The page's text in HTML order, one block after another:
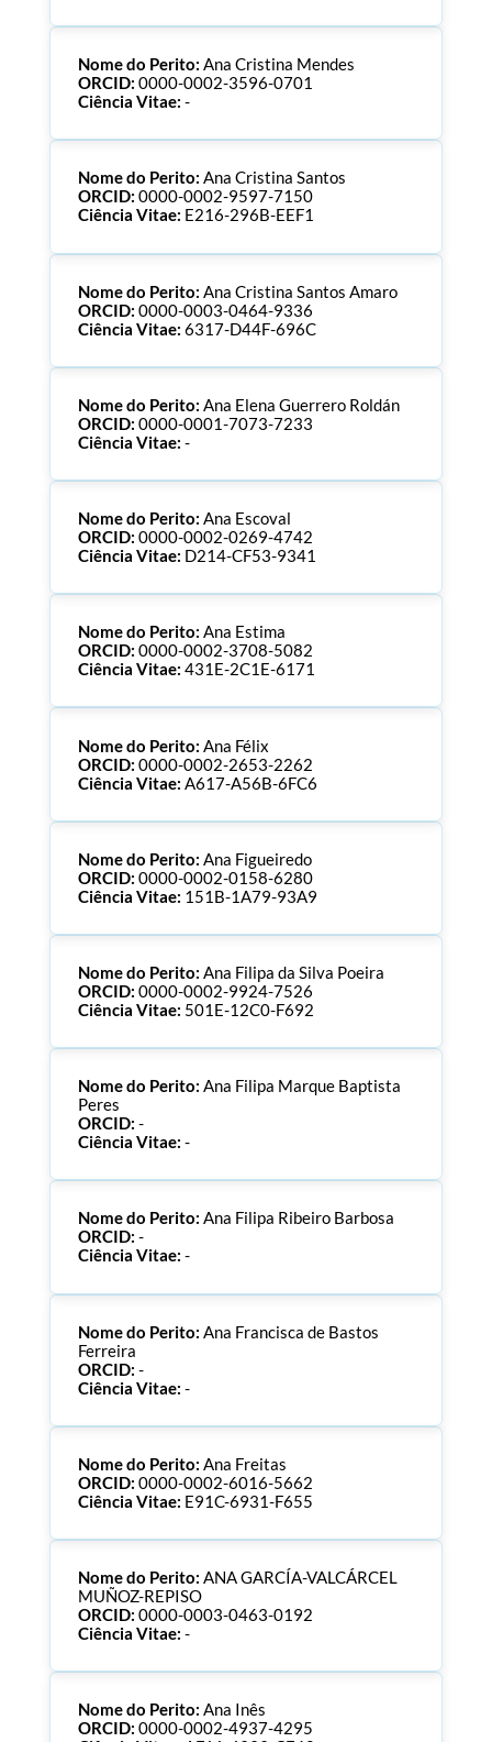
Nome do Perito: Ana Cristina Mendes
ORCID: 0000-0002-3596-0701
Ciência Vitae: -
Nome do Perito: Ana Cristina Santos
ORCID: 0000-0002-9597-7150
Ciência Vitae: E216-296B-EEF1
Nome do Perito: Ana Cristina Santos Amaro
ORCID: 0000-0003-0464-9336
Ciência Vitae: 6317-D44F-696C
Nome do Perito: Ana Elena Guerrero Roldán
ORCID: 0000-0001-7073-7233
Ciência Vitae: -
Nome do Perito: Ana Escoval
ORCID: 0000-0002-0269-4742
Ciência Vitae: D214-CF53-9341
Nome do Perito: Ana Estima
ORCID: 0000-0002-3708-5082
Ciência Vitae: 431E-2C1E-6171
Nome do Perito: Ana Félix
ORCID: 0000-0002-2653-2262
Ciência Vitae: A617-A56B-6FC6
Nome do Perito: Ana Figueiredo
ORCID: 0000-0002-0158-6280
Ciência Vitae: 151B-1A79-93A9
Nome do Perito: Ana Filipa da Silva Poeira
ORCID: 0000-0002-9924-7526
Ciência Vitae: 501E-12C0-F692
Nome do Perito: Ana Filipa Marque Baptista
Peres
ORCID: -
Ciência Vitae: -
Nome do Perito: Ana Filipa Ribeiro Barbosa
ORCID: -
Ciência Vitae: -
Nome do Perito: Ana Francisca de Bastos
Ferreira
ORCID: -
Ciência Vitae: -
Nome do Perito: Ana Freitas
ORCID: 0000-0002-6016-5662
Ciência Vitae: E91C-6931-F655
Nome do Perito: ANA GARCÍA-VALCÁRCEL
MUÑOZ-REPISO
ORCID: 0000-0003-0463-0192
Ciência Vitae: -
Nome do Perito: Ana Inês
ORCID: 0000-0002-4937-4295